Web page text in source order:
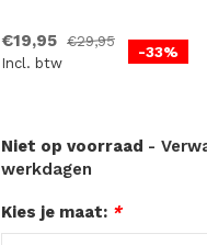
€19,95 €29,95
Incl. btw
-33%
Niet op voorraad -
werkdagen
Kies je maat: *